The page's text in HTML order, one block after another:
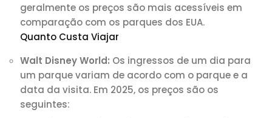
geralmente os preços são mais acessíveis em
comparação com os parques dos EUA.
Quanto Custa Viajar
Walt Disney World: Os ingressos de um dia para
um parque variam de acordo com o parque e a
data da visita. Em 2025, os preços são os
seguintes: